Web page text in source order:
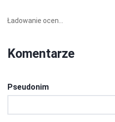
Ładowanie ocen...
Komentarze
Pseudonim